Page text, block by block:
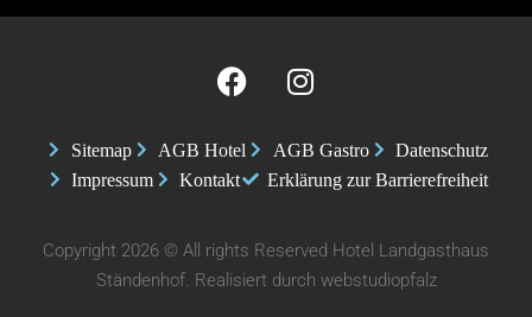
Sitemap AGB Hotel AGB Gastro
Datenschutz
Impressum
Kontakt Erklärung zur Barrierefreiheit
Copyright 2026 © All rights Reserved Hotel Landgasthaus
Ständenhof. Realisiert durch webstudiopfalz